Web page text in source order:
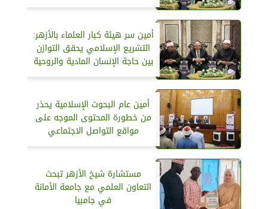
أمين سر هيئة كبار العلماء بالأزهر:
التشريع الإسلامي يحقق التوازن
بين حاجة الإنسان المادية والروحية
أمين عام البحوث الإسلامية يحذر
من خطورة المحتوى الموجه على
مواقع التواصل الاجتماعي
مستشارة شيخ الأزهر تبحث
التعاون العلمي مع جامعة الأمانة
في جامبيا